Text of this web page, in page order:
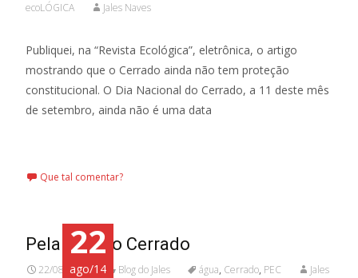
ecoLÓGICA
Jales Naves
Publiquei, na “Revista Ecológica”, eletrônica, o artigo
mostrando que o Cerrado ainda não tem proteção
constitucional. O Dia Nacional do Cerrado, a 11 deste mês
de setembro, ainda não é uma data
Que tal comentar?
22
ago/14
Pela PEC do Cerrado
22/08/2014 Blog do Jales água, Cerrado, PEC
Jales